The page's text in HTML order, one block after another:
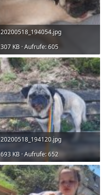
20200518_194054.jpg
307 KB · Aufrufe: 605
20200518_194120.jpg
693 KB · Aufrufe: 652